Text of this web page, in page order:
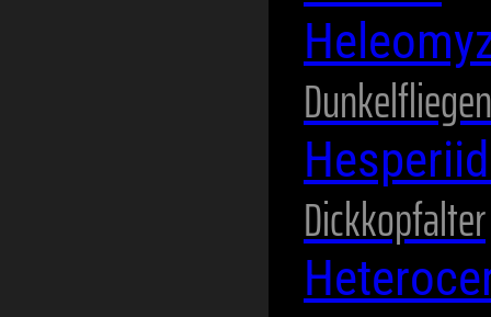
Dunkelfliegen
Dickkopfalter